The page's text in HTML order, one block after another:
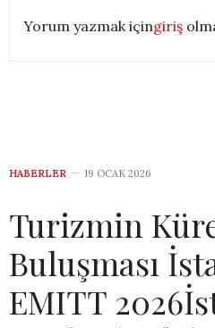
Yorum yazmak içingiriş
HABERLER 19 OCAK 2026
Turizmin
Buluşması
EMITT